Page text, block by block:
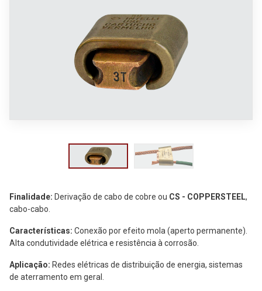
Trabalhe Conosco
arrow_drop_down
Termos de uso
Finalidade: Derivação de cabo de cobre ou CS - COPPERSTEEL,
cabo-cabo.
Características: Conexão por efeito mola (aperto permanente).
Alta condutividade elétrica e resistência à corrosão.
Aplicação: Redes elétricas de distribuição de energia, sistemas
de aterramento em geral.